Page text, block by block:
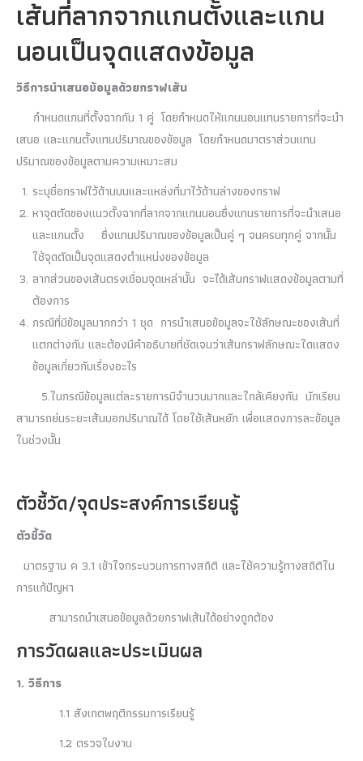
เส้นที่ลากจากแกนตั้งและแกน
นอนเป็นจุดแสดงข้อมูล
วิธีการนำเสนอข้อมูลด้วยกราฟเส้น
กำหนดแกนที่ตั้งฉากกัน 1 คู่ โดยกำหนดให้แกนนอนแทนรายการที่จะนำ
เสนอ และแกนตั้งแทนปริมาณของข้อมูล โดยกำหนดมาตราส่วนแทน
ปริมาณของข้อมูลตามความเหมาะสม
ระบุชื่อกราฟไว้ด้านบนและแหล่งที่มาไว้ด้านล่างของกราฟ
หาจุดตัดของแนวตั้งฉากที่ลากจากแกนนอนซึ่งแทนรายการที่จะนำเสนอ
และแกนตั้ง ซึ่งแทนปริมาณของข้อมูลเป็นคู่ ๆ จนครบทุกคู่ จากนั้น
ใช้จุดตัดเป็นจุดแสดงตำแหน่งของข้อมูล
ลากส่วนของเส้นตรงเชื่อมจุดเหล่านั้น จะได้เส้นกราฟแสดงข้อมูลตามที่
ต้องการ
กรณีที่มีข้อมูลมากกว่า 1 ชุด การนำเสนอข้อมูลจะใช้ลักษณะของเส้นที่
แตกต่างกัน และต้องมีคำอธิบายที่ชัดเจนว่าเส้นกราฟลักษณะใดแสดง
ข้อมูลเกี่ยวกับเรื่องอะไร
5.ในกรณีข้อมูลแต่ละรายการมีจำนวนมากและใกล้เคียงกัน นักเรียน
สามารถย่นระยะเส้นบอกปริมาณได้ โดยใช้เส้นหยัก เพื่อแสดงการละข้อมูล
ในช่วงนั้น
ตัวชี้วัด/จุดประสงค์การเรียนรู้
ตัวชี้วัด
มาตรฐาน ค 3.1 เข้าใจกระบวนการทางสถิติ และใช้ความรู้ทางสถิติใน
การแก้ปัญหา
สามารถนำเสนอข้อมูลด้วยกราฟเส้นได้อย่างถูกต้อง
การวัดผลและประเมินผล
1. วิธีการ
1.1 สังเกตพฤติกรรมการเรียนรู้
1.2 ตรวจใบงาน